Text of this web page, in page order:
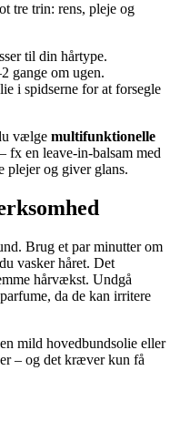
tre trin: rens, pleje og
til din hårtype.
gange om ugen.
i spidserne for at forsegle
vælge multifunktionelle
fx en leave-in-balsam med
plejer og giver glans.
Brug et par minutter om
vasker håret. Det
hårvækst. Undgå
da de kan irritere
mild hovedbundsolie eller
– og det kræver kun få